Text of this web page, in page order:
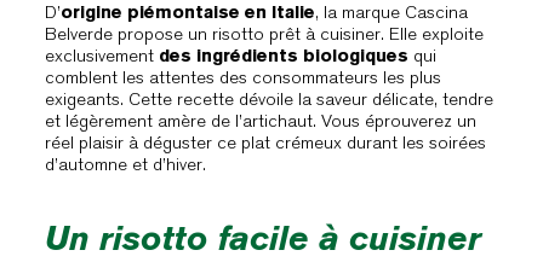
D’origine piémontaise en Italie, la marque Cascina
Belverde propose un risotto prêt à cuisiner. Elle exploite
exclusivement des ingrédients biologiques qui
comblent les attentes des consommateurs les plus
exigeants. Cette recette dévoile la saveur délicate, tendre
et légèrement amère de l’artichaut. Vous éprouverez un
réel plaisir à déguster ce plat crémeux durant les soirées
d’automne et d’hiver.
Un risotto facile à cuisiner